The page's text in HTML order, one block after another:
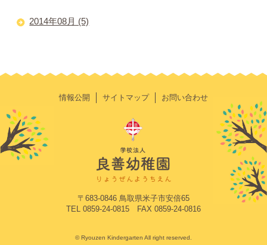
2014年08月 (5)
情報公開 サイトマップ お問い合わせ
〒683-0846 鳥取県米子市安倍65
TEL 0859-24-0815 FAX 0859-24-0816
© Ryouzen Kindergarten All right reserved.